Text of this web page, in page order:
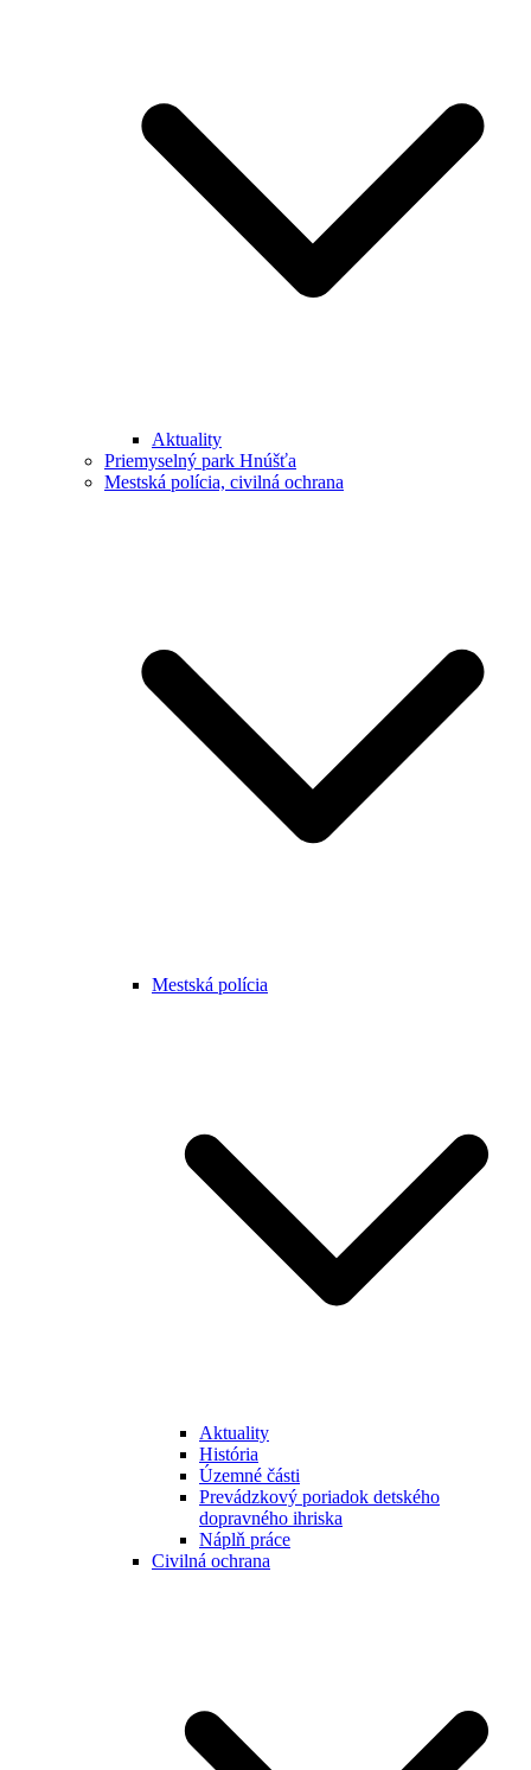
Aktuality
Priemyselný park Hnúšťa
Mestská polícia, civilná ochrana
Mestská polícia
Aktuality
História
Územné části
Prevádzkový poriadok detského
dopravného ihriska
Náplň práce
Civilná ochrana